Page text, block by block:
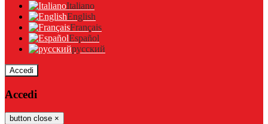
Italiano
English
Français
Español
русский
Accedi
Accedi
button close ×